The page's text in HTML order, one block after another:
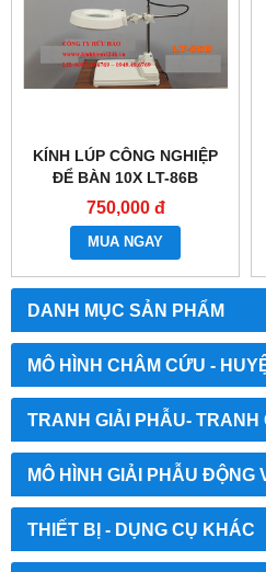
DANH MỤC SẢN PHẨM
MÔ HÌNH CHÂM CỨU -
TRANH GIẢI PHẪU- TRANH
MÔ HÌNH GIẢI PHẪU ĐỘNG
THIẾT BỊ - DỤNG CỤ KHÁC
KÍNH LÚP CÔNG NGHIỆP
ĐỂ BÀN 10X LT-86B
750,000 đ
MUA NGAY